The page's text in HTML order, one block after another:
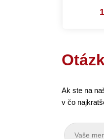
Ak ste na
v čo